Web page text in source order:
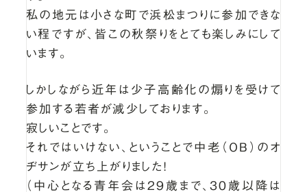
私の地元は小さな町で浜松まつりに参加できな
い程ですが、皆この秋祭りをとても楽しみにして
います。
しかしながら近年は少子高齢化の煽りを受けて
参加する若者が減少しております。
寂しいことです。
それではいけない、ということで中老（OB）のオ
ヂサンが立ち上がりました！
（中心となる青年会は29歳まで、30歳以降は